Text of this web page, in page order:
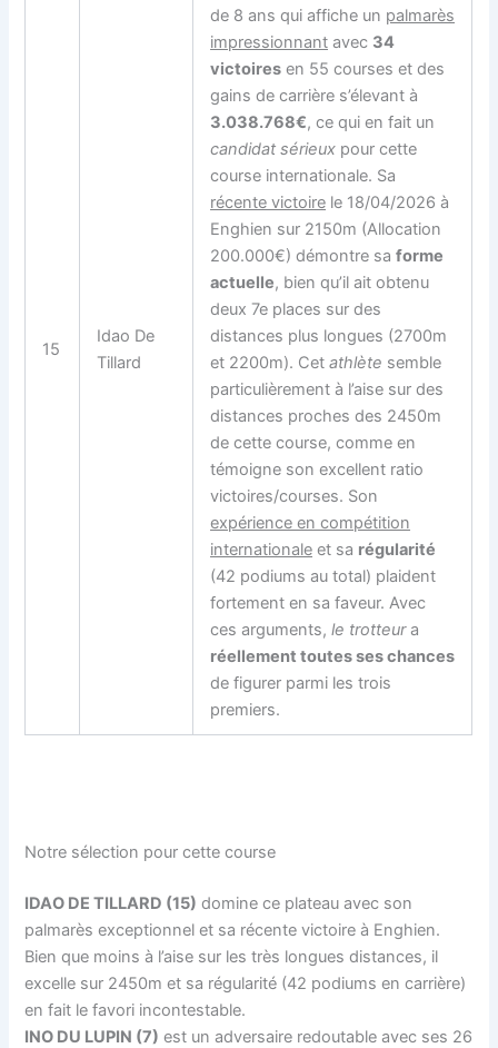
15
Idao De
Tillard
de 8 ans qui affiche un palmarès
impressionnant avec 34
victoires en 55 courses et des
gains de carrière s’élevant à
3.038.768€, ce qui en fait un
candidat sérieux pour cette
course internationale. Sa
récente victoire le 18/04/2026 à
Enghien sur 2150m (Allocation
200.000€) démontre saforme
actuelle, bien qu’il ait obtenu
deux 7e places sur des
distances plus longues (2700m
et 2200m). Cetathlète semble
particulièrement à l’aise sur des
distances proches des 2450m
de cette course, comme en
témoigne son excellent ratio
victoires/courses. Son
expérience en compétition
internationale et sa régularité
(42 podiums au total) plaident
fortement en sa faveur. Avec
ces arguments,le trotteura
réellement toutes ses chances
de figurer parmi les trois
premiers.
Notre sélection pour cette course
IDAO DE TILLARD (15) domine ce plateau avec son
palmarès exceptionnel et sa récente victoire à Enghien.
Bien que moins à l’aise sur les très longues distances, il
excelle sur 2450m et sa régularité (42 podiums en carrière)
en fait le favori incontestable.
INO DU LUPIN (7) est un adversaire redoutable avec ses 26